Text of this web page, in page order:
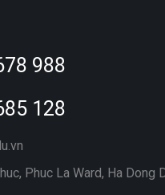
988
128
Phuc La Ward, Ha Dong